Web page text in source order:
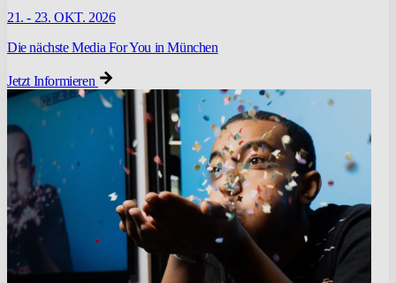
21. - 23. OKT. 2026
Die nächste Media For You in München
Jetzt Informieren